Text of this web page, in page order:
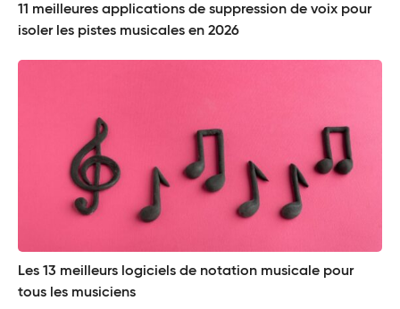
11 meilleures applications de suppression de voix pour
isoler les pistes musicales en 2026
Les 13 meilleurs logiciels de notation musicale pour
tous les musiciens